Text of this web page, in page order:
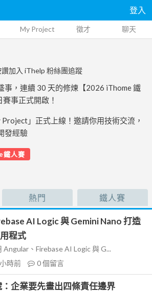
登入
My Project 徵才 聊天
讚加入 iThelp 粉絲團追蹤
事，連續 30 天的修煉【2026 iThome 鐵
賽事正式開啟！
」正式上線！邀請你用技術交流，
發經驗
鐵人賽
熱門 鐵人賽
AI Logic 與 Gemini Nano 打造
程式
、Firebase AI Logic 與 G...
時前 0個留言
企業要先畫出四條責任邊界